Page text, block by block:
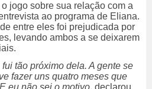
jogo sobre sua relação com a
ao programa de Eliana.
entre eles foi prejudicada por
levando ambos a se deixarem
tão próximo dela. A gente se
fazer uns quatro meses que
eu não sei o motivo, declarou